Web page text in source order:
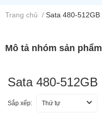
Trang chủ / Sata 480-512GB
Mô tả nhóm sản phẩm
Sata 480-512GB
Sắp xếp: Thứ tự